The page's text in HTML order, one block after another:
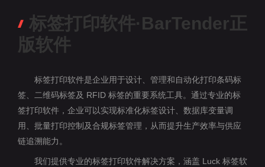
标签打印软件·BarTender正
版软件
标签打印软件是企业用于设计、管理和自动化打印条码标
签、二维码标签及 RFID 标签的重要系统工具。通过专业的标
签打印软件，企业可以实现标准化标签设计、数据库变量调
用、批量打印控制及合规标签管理，从而提升生产效率与供应
链追溯能力。
我们提供专业的标签打印软件解决方案，涵盖 Luck 标签软